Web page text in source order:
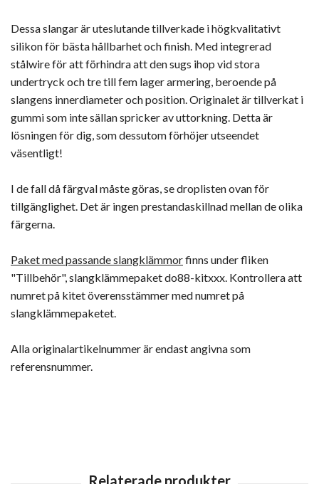
Dessa slangar är uteslutande tillverkade i högkvalitativt
silikon för bästa hållbarhet och finish. Med integrerad
stålwire för att förhindra att den sugs ihop vid stora
undertryck och tre till fem lager armering, beroende på
slangens innerdiameter och position. Originalet är tillverkat i
gummi som inte sällan spricker av uttorkning. Detta är
lösningen för dig, som dessutom förhöjer utseendet
väsentligt!
I de fall då färgval måste göras, se droplisten ovan för
tillgänglighet. Det är ingen prestandaskillnad mellan de olika
färgerna.
Paket med passande slangklämmorfinns under fliken
"Tillbehör", slangklämmepaket do88-kitxxx. Kontrollera att
numret på kitet överensstämmer med numret på
slangklämmepaketet.
Alla originalartikelnummer är endast angivna som
referensnummer.